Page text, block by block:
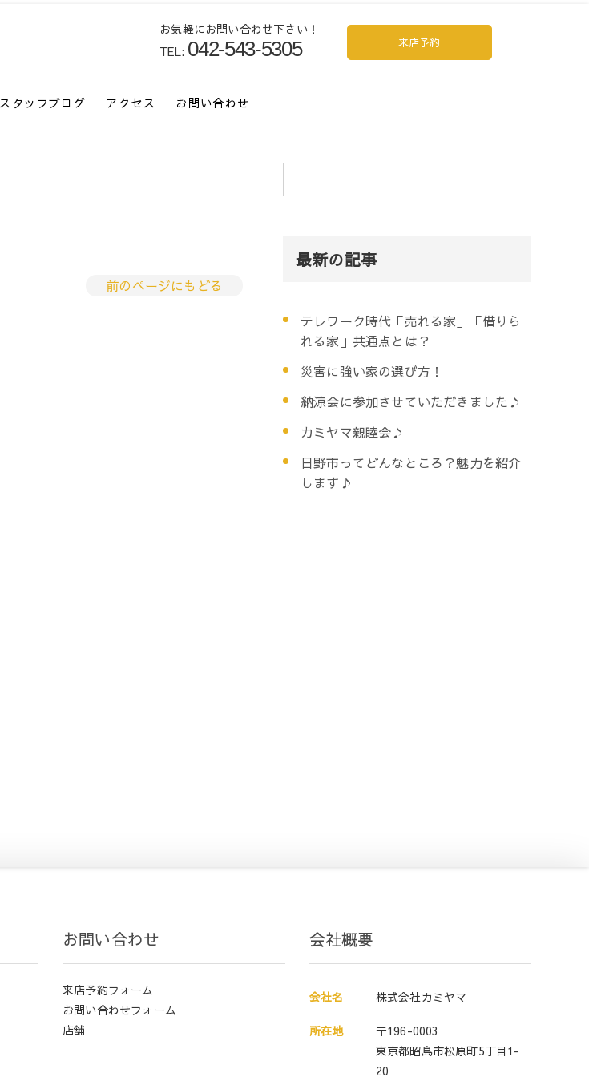
お気軽にお問い合わせ下さい！
TEL: 042-543-5305 来店予約
スタッフブログ アクセス お問い合わせ
前のページにもどる
最新の記事
テレワーク時代「売れる家」「借りら
れる家」共通点とは？
災害に強い家の選び方！
納涼会に参加させていただきました♪
カミヤマ親睦会♪
日野市ってどんなところ？魅力を紹介
します♪
お問い合わせ
来店予約フォーム
お問い合わせフォーム
店舗
会社概要
会社名 株式会社カミヤマ
所在地
〒196-0003
東京都昭島市松原町5丁目1-
20